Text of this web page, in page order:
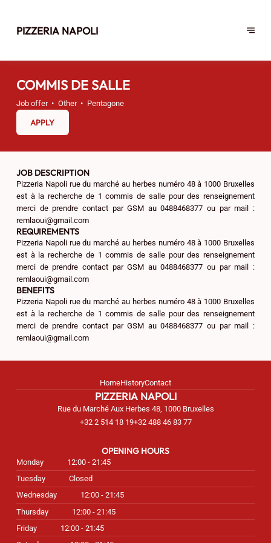
PIZZERIA NAPOLI
COMMIS DE SALLE
Job offer Other Pentagone
APPLY
JOB DESCRIPTION
Pizzeria Napoli rue du marché au herbes numéro 48 à 1000 Bruxelles
est à la recherche de 1 commis de salle pour des renseignement
merci de prendre contact par GSM au 0488468377 ou par mail :
remlaoui@gmail.com
REQUIREMENTS
Pizzeria Napoli rue du marché au herbes numéro 48 à 1000 Bruxelles
est à la recherche de 1 commis de salle pour des renseignement
merci de prendre contact par GSM au 0488468377 ou par mail :
remlaoui@gmail.com
BENEFITS
Pizzeria Napoli rue du marché au herbes numéro 48 à 1000 Bruxelles
est à la recherche de 1 commis de salle pour des renseignement
merci de prendre contact par GSM au 0488468377 ou par mail :
remlaoui@gmail.com
HomeHistoryContact
PIZZERIA NAPOLI
Rue du Marché Aux Herbes 48, 1000 Bruxelles
+32 2 514 18 19+32 488 46 83 77
OPENING HOURS
Monday
12:00 - 21:45
Tuesday
Closed
Wednesday
12:00 - 21:45
Thursday
12:00 - 21:45
Friday
12:00 - 21:45